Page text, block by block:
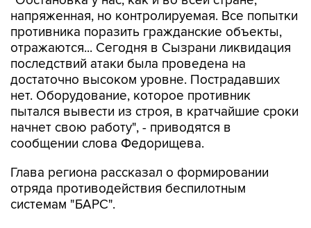
отражаются... Сегодня в Сызрани ликвидация
последствий атаки была проведена на
достаточно высоком уровне. Пострадавших
нет. Оборудование, которое противник
пытался вывести из строя, в кратчайшие сроки
начнет свою работу", - приводятся в
сообщении слова Федорищева.
Глава региона рассказал о формировании
системам "БАРС".
"Штатное расписание - 900 человек.